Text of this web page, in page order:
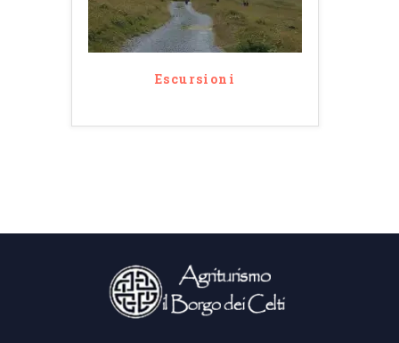
Escursioni